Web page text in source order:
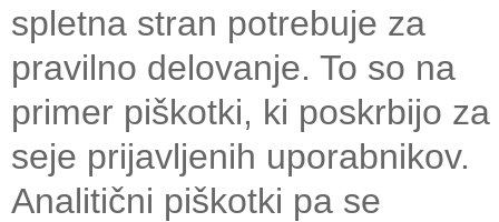
spletna stran potrebuje za
pravilno delovanje. To so na
primer piškotki, ki poskrbijo za
seje prijavljenih uporabnikov.
Analitični piškotki pa se